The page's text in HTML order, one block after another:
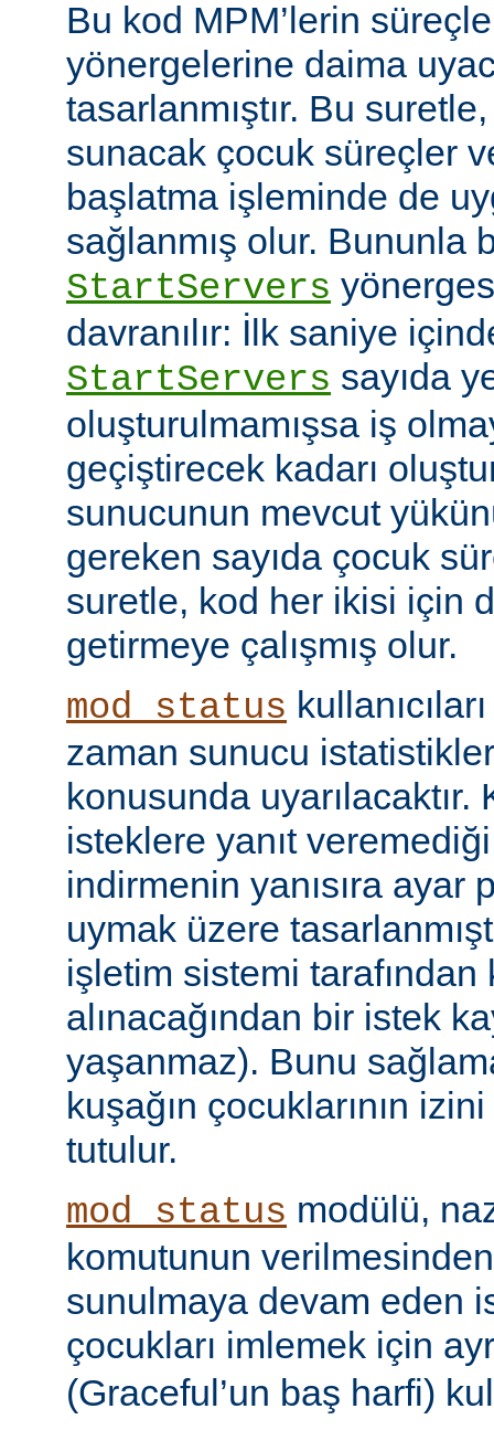
Bu kod MPM’lerin
yönergelerine daima
tasarlanmıştır. Bu
sunacak çocuk süreçler
başlatma işleminde de
sağlanmış olur. Bununla
StartServers
davranılır: İlk saniye
StartServers sayıda
oluşturulmamışsa iş
geçiştirecek kadarı
sunucunun mevcut
gereken sayıda çocuk
suretle, kod her ikisi için
getirmeye çalışmış olur.
mod_status
zaman sunucu
konusunda
isteklere yanıt
indirmenin yanısıra ayar
uymak üzere
işletim sistemi tarafından
alınacağından bir istek
yaşanmaz). Bunu
kuşağın çocuklarının
tutulur.
mod_status modülü,
komutunun
sunulmaya devam eden
çocukları imlemek için
(Graceful’un baş harfi)